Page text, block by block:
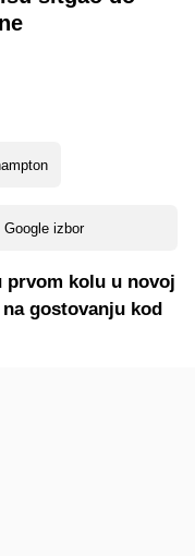
izbor
prvom kolu u novoj
gostovanju kod